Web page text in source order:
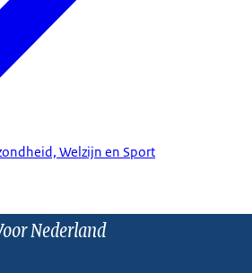
Welzijn en Sport
Nederland